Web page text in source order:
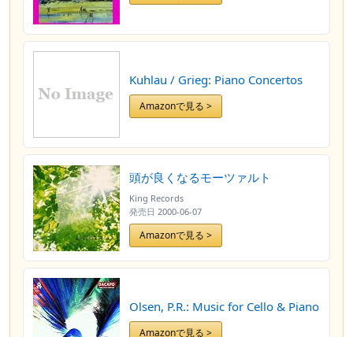
Kuhlau / Grieg: Piano Concertos
Amazonで見る >
頭が良くなるモーツァルト
King Records
発売日 2000-06-07
Amazonで見る >
Olsen, P.R.: Music for Cello & Piano
Amazonで見る >